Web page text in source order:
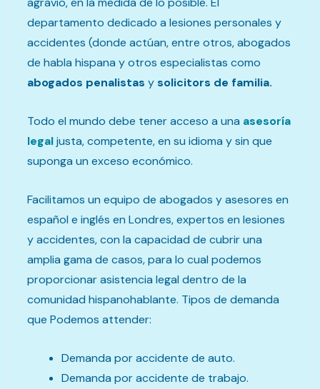
departamento dedicado a lesiones personales y
accidentes (donde actúan, entre otros, abogados
de habla hispana y otros especialistas como
abogados penalistas y solicitors de familia.
Todo el mundo debe tener acceso a una asesoría
legaljusta, competente, en su idioma y sin que
suponga un exceso económico.
Facilitamos un equipo de abogados y asesores en
español e inglés en Londres, expertos en lesiones
y accidentes, con la capacidad de cubrir una
amplia gama de casos, para lo cual podemos
proporcionar asistencia legal dentro de la
comunidad hispanohablante. Tipos de demanda
que Podemos attender:
Demanda por accidente de auto.
Demanda por accidente de trabajo.